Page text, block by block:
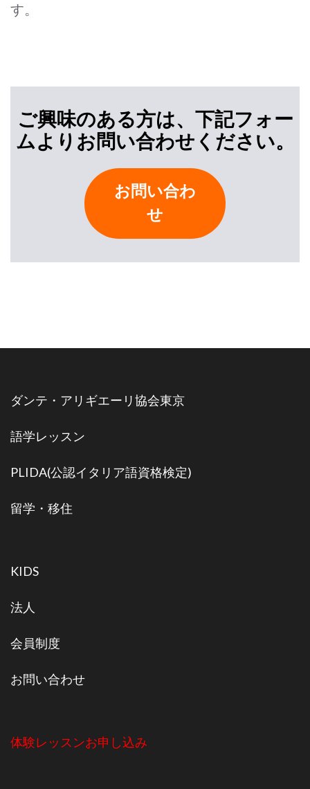
す。
ご興味のある方は、下記フォー
ムよりお問い合わせください。
お問い合わ
せ
ダンテ・アリギエーリ協会東京
語学レッスン
PLIDA(公認イタリア語資格検定)
留学・移住
KIDS
法人
会員制度
お問い合わせ
体験レッスンお申し込み